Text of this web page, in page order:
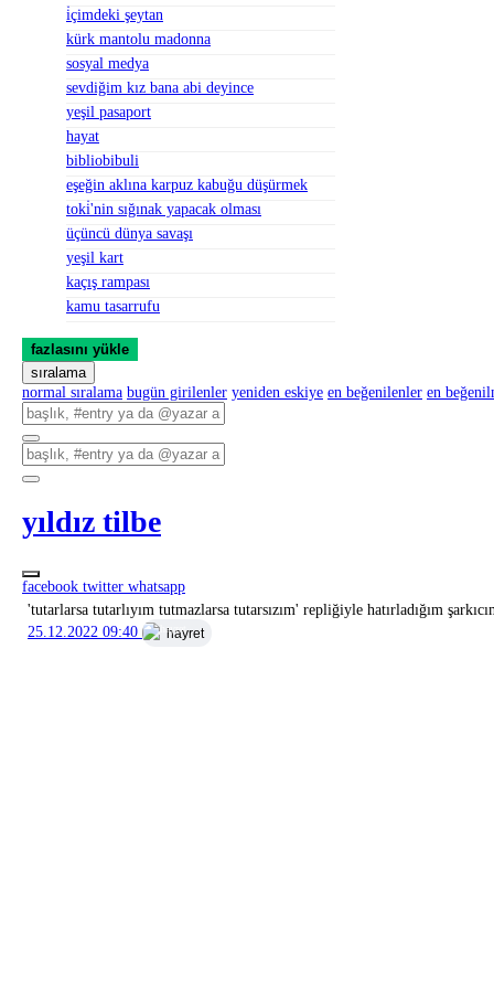
i̇çimdeki şeytan
kürk mantolu madonna
sosyal medya
sevdiğim kız bana abi deyince
yeşil pasaport
hayat
bibliobibuli
eşeğin aklına karpuz kabuğu düşürmek
toki̇'nin sığınak yapacak olması
üçüncü dünya savaşı
yeşil kart
kaçış rampası
kamu tasarrufu
fazlasını yükle
sıralama
normal sıralama bugün girilenler yeniden eskiye en beğenilenler en
yıldız tilbe
facebook twitter whatsapp
'tutarlarsa tutarlıyım tutmazlarsa tutarsızım' repliğiyle hatırladığım
25.12.2022 09:40
hayret